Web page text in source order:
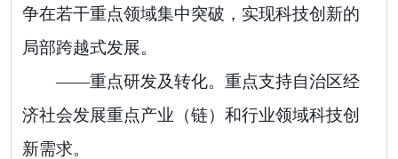
争在若干重点领域集中突破，实现科技创新的
局部跨越式发展。
——重点研发及转化。 重点支持自治区经
济社会发展重点产业（链）和行业领域科技创
新需求。